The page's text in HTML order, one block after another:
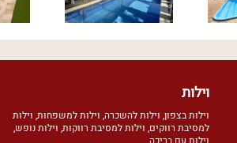
וילות
וילות בצפון, וילות להשכרה, וילות למשפחות, וילות
למסיבת רווקים, וילות למסיבת רווקות, וילות נופש,